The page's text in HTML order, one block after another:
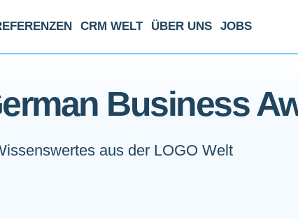
CRM WELT ÜBER UNS JOBS
Business
aus der LOGO Welt